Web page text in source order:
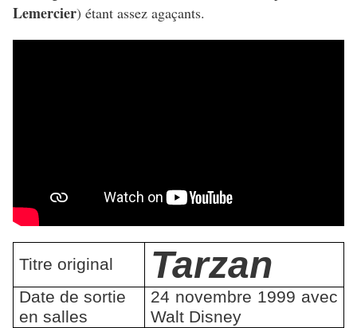
Lemercier) étant assez agaçants.
Titre original Tarzan
Date de sortie
en salles
24 novembre 1999 avec
Walt Disney